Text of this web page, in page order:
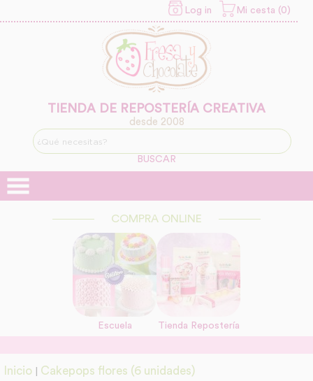
Log in Mi cesta (0)
TIENDA DE REPOSTERÍA CREATIVA
desde 2008
BUSCAR
COMPRA ONLINE
Escuela Tienda Repostería
Inicio Cakepops flores (6 unidades)
INFORMACION SOBRE LA
PROTECCIÓN DE TUS
Legitimación:
Destinatarios:
link